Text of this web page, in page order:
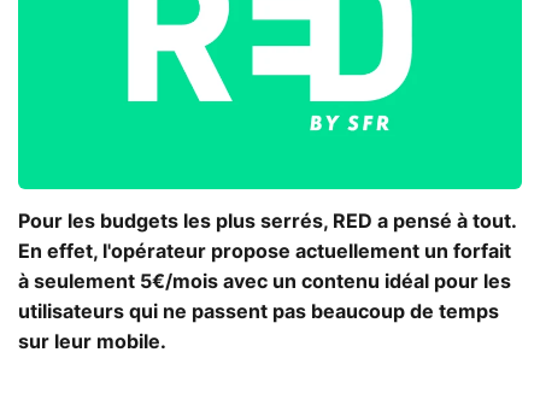
Pour les budgets les plus serrés, RED a pensé à tout.
En effet, l'opérateur propose actuellement un forfait
à seulement 5€/mois avec un contenu idéal pour les
utilisateurs qui ne passent pas beaucoup de temps
sur leur mobile.